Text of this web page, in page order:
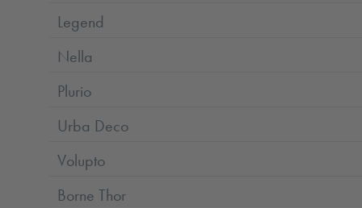
Legend
Nella
Plurio
Urba Deco
Volupto
Borne Thor